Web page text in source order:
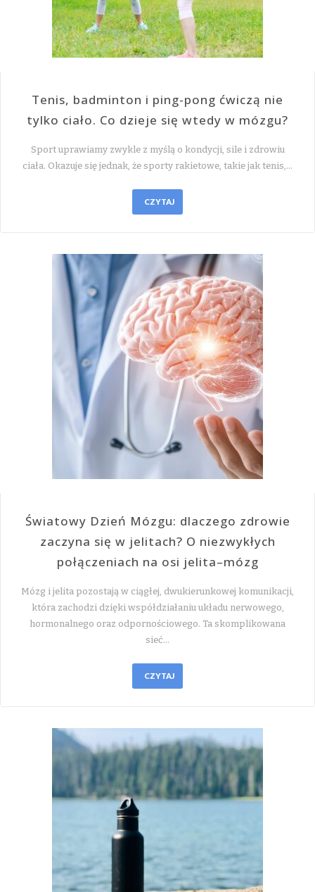
Tenis, badminton i ping-pong ćwiczą nie
tylko ciało. Co dzieje się wtedy w mózgu?
Sport uprawiamy zwykle z myślą o kondycji, sile i zdrowiu
ciała. Okazuje się jednak, że sporty rakietowe, takie jak tenis,…
CZYTAJ
Światowy Dzień Mózgu: dlaczego zdrowie
zaczyna się w jelitach? O niezwykłych
połączeniach na osi jelita–mózg
Mózg i jelita pozostają w ciągłej, dwukierunkowej komunikacji,
która zachodzi dzięki współdziałaniu układu nerwowego,
hormonalnego oraz odpornościowego. Ta skomplikowana
sieć…
CZYTAJ